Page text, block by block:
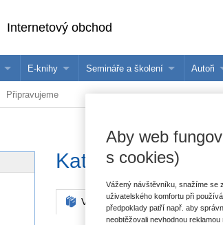
Internetový obchod
E-knihy
Jak na naše e-knihy?
Semináře a školení Autoři
Připravujeme
Katalog
Všechny produkty Akce
Aby web
s cookies)
Vážený návštěvníku, snažíme se
uživatelského komfortu při
předpoklady patří např. aby
neobtěžovali nevhodnou